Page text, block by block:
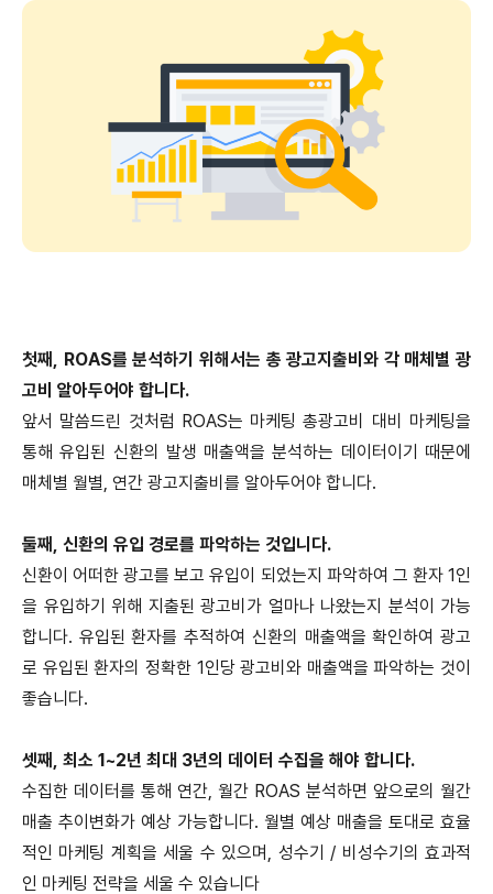
첫째, ROAS를 분석하기 위해서는 총 광고지출비와 각 매체별 광
고비 알아두어야 합니다.
앞서 말씀드린 것처럼 ROAS는 마케팅 총광고비 대비 마케팅을
통해 유입된 신환의 발생 매출액을 분석하는 데이터이기 때문에
매체별 월별, 연간 광고지출비를 알아두어야 합니다.
둘째, 신환의 유입 경로를 파악하는 것입니다.
신환이 어떠한 광고를 보고 유입이 되었는지 파악하여 그 환자 1인
을 유입하기 위해 지출된 광고비가 얼마나 나왔는지 분석이 가능
합니다. 유입된 환자를 추적하여 신환의 매출액을 확인하여 광고
로 유입된 환자의 정확한 1인당 광고비와 매출액을 파악하는 것이
좋습니다.
셋째, 최소 1~2년 최대 3년의 데이터 수집을 해야 합니다.
수집한 데이터를 통해 연간, 월간 ROAS 분석하면 앞으로의 월간
매출 추이변화가 예상 가능합니다. 월별 예상 매출을 토대로 효율
적인 마케팅 계획을 세울 수 있으며, 성수기 / 비성수기의 효과적
인 마케팅 전략을 세울 수 있습니다